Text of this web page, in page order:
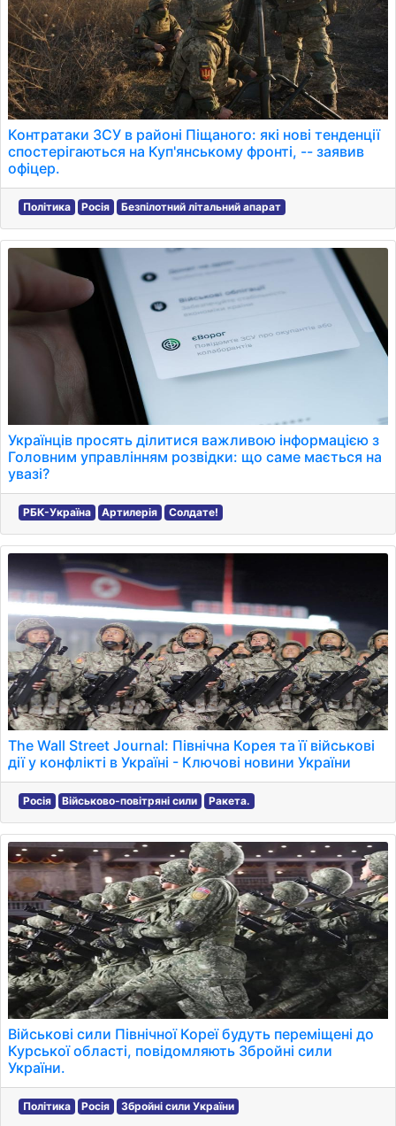
Контратаки ЗСУ в районі Піщаного: які нові тенденції
спостерігаються на Куп'янському фронті, -- заявив
офіцер.
Політика Росія Безпілотний літальний апарат
Українців просять ділитися важливою інформацією з
Головним управлінням розвідки: що саме мається на
увазі?
РБК-Україна Артилерія Солдате!
The Wall Street Journal: Північна Корея та її військові
дії у конфлікті в Україні - Ключові новини України
Росія Військово-повітряні сили Ракета.
Військові сили Північної Кореї будуть переміщені до
Курської області, повідомляють Збройні сили
України.
Політика Росія Збройні сили України